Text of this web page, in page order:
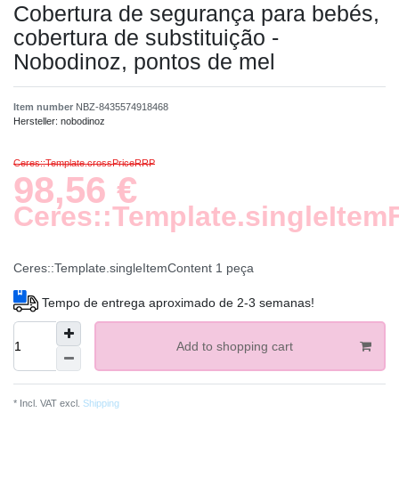
Cobertura de segurança para bebés,
cobertura de substituição -
Nobodinoz, pontos de mel
Item number NBZ-8435574918468
Hersteller: nobodinoz
Ceres::Template.crossPriceRRP
98,56 €
Ceres::Template.singleItemContent 1 peça
Tempo de entrega aproximado de 2-3 semanas!
Add to shopping cart
* Incl. VAT excl. Shipping